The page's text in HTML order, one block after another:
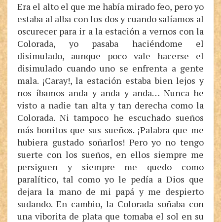
Era el alto el que me había mirado feo, pero yo
estaba al alba con los dos y cuando salíamos al
oscurecer para ir a la estación a vernos con la
Colorada, yo pasaba haciéndome el
disimulado, aunque poco vale hacerse el
disimulado cuando uno se enfrenta a gente
mala. ¡Caray!, la estación estaba bien lejos y
nos íbamos anda y anda y anda… Nunca he
visto a nadie tan alta y tan derecha como la
Colorada. Ni tampoco he escuchado sueños
más bonitos que sus sueños. ¡Palabra que me
hubiera gustado soñarlos! Pero yo no tengo
suerte con los sueños, en ellos siempre me
persiguen y siempre me quedo como
paralítico, tal como yo le pedía a Dios que
dejara la mano de mi papá y me despierto
sudando. En cambio, la Colorada soñaba con
una viborita de plata que tomaba el sol en su